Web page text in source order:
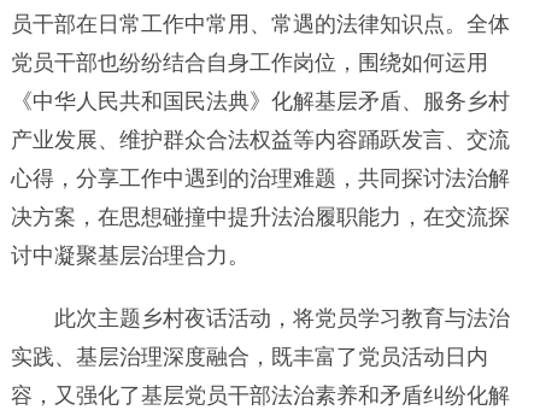
员干部在日常工作中常用、常遇的法律知识点。全体
党员干部也纷纷结合自身工作岗位，围绕如何运用
《中华人民共和国民法典》化解基层矛盾、服务乡村
产业发展、维护群众合法权益等内容踊跃发言、交流
心得，分享工作中遇到的治理难题，共同探讨法治解
决方案，在思想碰撞中提升法治履职能力，在交流探
讨中凝聚基层治理合力。
此次主题乡村夜话活动，将党员学习教育与法治
实践、基层治理深度融合，既丰富了党员活动日内
容，又强化了基层党员干部法治素养和矛盾纠纷化解